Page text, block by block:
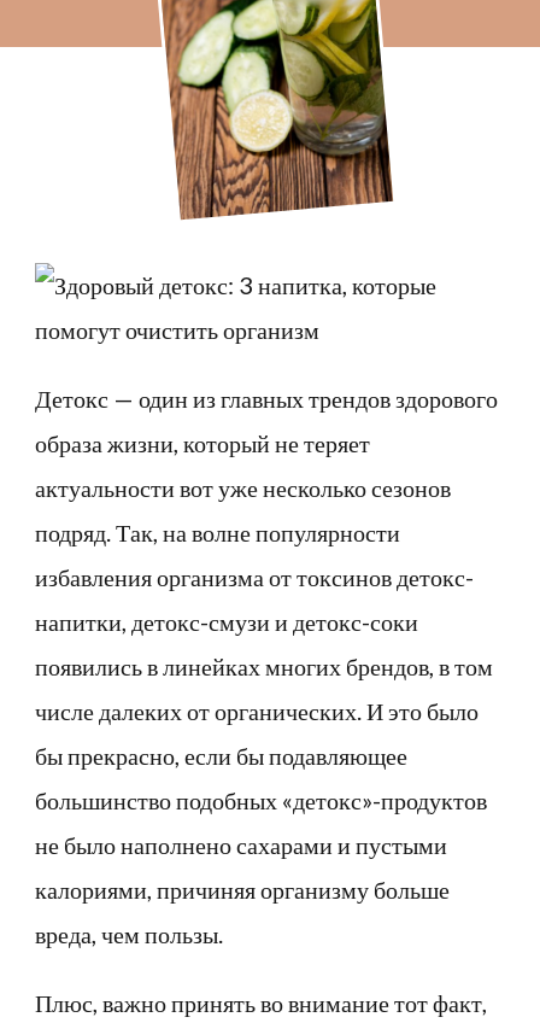
которые
помогут
очистить
организм
Детокс — один из главных трендов здорового
образа жизни, который не теряет
актуальности вот уже несколько сезонов
подряд. Так, на волне популярности
избавления организма от токсинов детокс-
напитки, детокс-смузи и детокс-соки
появились в линейках многих брендов, в том
числе далеких от органических. И это было
бы прекрасно, если бы подавляющее
большинство подобных «детокс»-продуктов
не было наполнено сахарами и пустыми
калориями, причиняя организму больше
вреда, чем пользы.
Плюс, важно принять во внимание тот факт,